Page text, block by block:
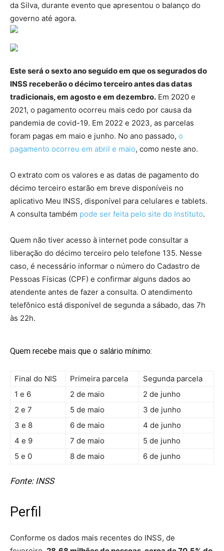
da Silva, durante evento que apresentou o balanço do
governo até agora.
Este será o sexto ano seguido em que os segurados do
INSS receberão o décimo terceiro antes das datas
tradicionais, em agosto e em dezembro. Em 2020 e
2021, o pagamento ocorreu mais cedo por causa da
pandemia de covid-19. Em 2022 e 2023, as parcelas
foram pagas em maio e junho. No ano passado, o
pagamento ocorreu em abril e maio, como neste ano.
O extrato com os valores e as datas de pagamento do
décimo terceiro estarão em breve disponíveis no
aplicativo Meu INSS, disponível para celulares e tablets.
A consulta também pode ser feita pelo site do Instituto.
Quem não tiver acesso à internet pode consultar a
liberação do décimo terceiro pelo telefone 135. Nesse
caso, é necessário informar o número do Cadastro de
Pessoas Físicas (CPF) e confirmar alguns dados ao
atendente antes de fazer a consulta. O atendimento
telefônico está disponível de segunda a sábado, das 7h
às 22h.
Quem recebe mais que o salário mínimo:
Final do NIS Primeira parcela
Segunda parcela
1 e 6
2 de maio
2 de junho
2 e 7
5 de maio
3 de junho
3 e 8
6 de maio
4 de junho
4 e 9
7 de maio
5 de junho
5 e 0
8 de maio 6 de junho
Fonte: INSS
Perfil
Conforme os dados mais recentes do INSS, de